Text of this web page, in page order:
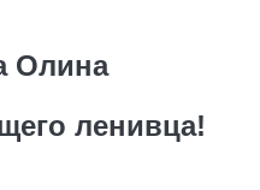
Олина
ленивца!